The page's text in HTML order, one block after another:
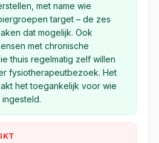
met name wie
target – de zes
dat mogelijk. Ook
met chronische
thuis regelmatig zelf willen
fysiotherapeutbezoek. Het
het toegankelijk voor wie